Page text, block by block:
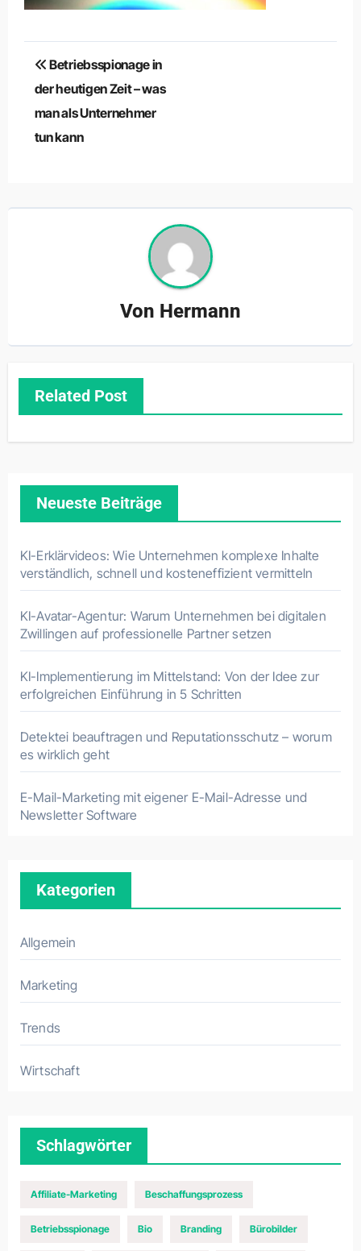
Beitragsnavigation
Betriebsspionage in
der heutigen Zeit – was
man als Unternehmer
tun kann
Von Hermann
Related Post
Neueste Beiträge
KI-Erklärvideos: Wie Unternehmen komplexe Inhalte
verständlich, schnell und kosteneffizient vermitteln
KI-Avatar-Agentur: Warum Unternehmen bei digitalen
Zwillingen auf professionelle Partner setzen
KI-Implementierung im Mittelstand: Von der Idee zur
erfolgreichen Einführung in 5 Schritten
Detektei beauftragen und Reputationsschutz – worum
es wirklich geht
E-Mail-Marketing mit eigener E-Mail-Adresse und
Newsletter Software
Kategorien
Allgemein
Marketing
Trends
Wirtschaft
Schlagwörter
Affiliate-Marketing Beschaffungsprozess
Betriebsspionage Bio Branding Bürobilder